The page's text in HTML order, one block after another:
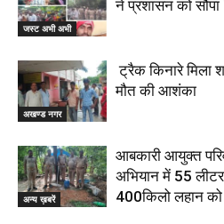
जस्ट अभी अभी
ने प्रशासन को
अखण्ड नगर
ट्रैक किनारे
मौत की आशंका
अन्य ख़बरें
आबकारी आयुक्त
अभियान में 55
400किलो लहान को